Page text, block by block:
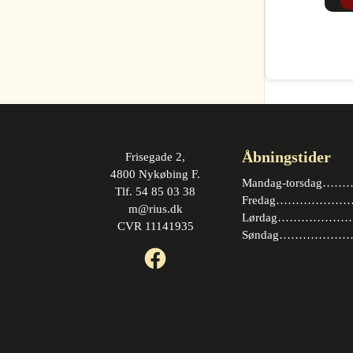
Frisegade 2,
4800 Nykøbing F.
Tlf. 54 85 03 38
m@rius.dk
CVR 11141935
Facebook
Åbningstider
Mandag-
Fredag………………….
Lørdag………………….